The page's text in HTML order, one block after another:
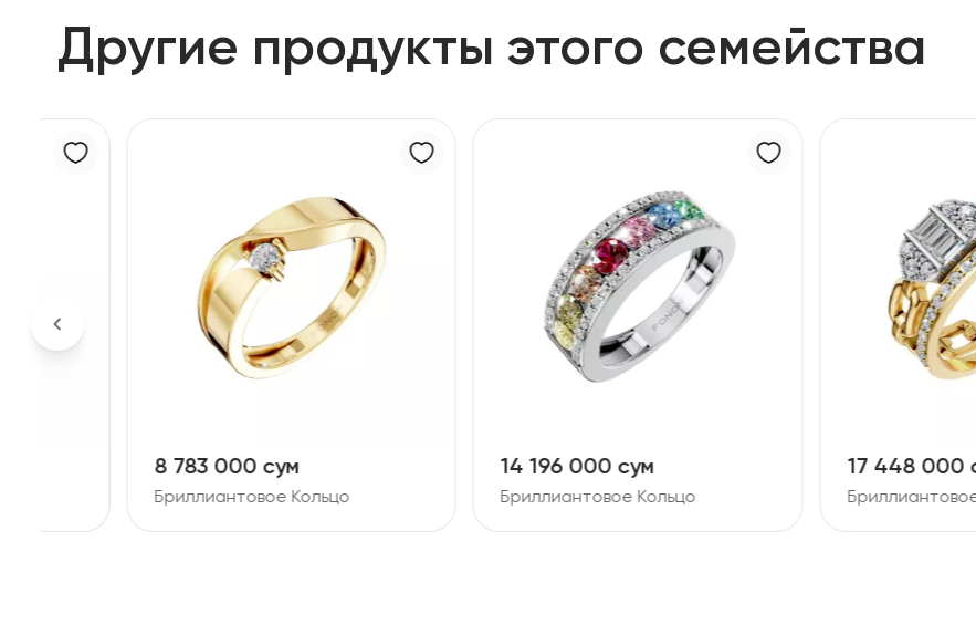
Другие продукты этого семейства
8 783 000 сум
Бриллиантовое Кольцо
14 196 000 сум
Бриллиантовое Кольцо
17 448 000 сум
Бриллиантовое Кольцо